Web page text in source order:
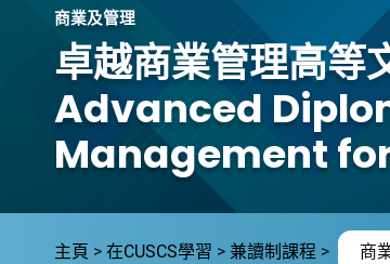
商業及管理
卓越商業管理高等
Advanced
Management
主頁 在CUSCS學習 兼讀制課程 商